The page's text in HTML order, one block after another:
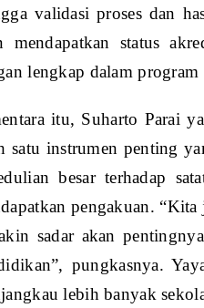
validasi proses dan
mendapatkan status
lengkap dalam program
itu, Suharto Parai
satu instrumen penting
besar terhadap
pengakuan.
sadar akan
pungkasnya.
lebih banyak